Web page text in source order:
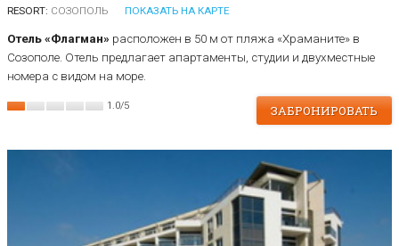
RESORT: СОЗОПОЛЬ ПОКАЗАТЬ НА КАРТЕ
Отель «Флагман» расположен в 50 м от пляжа «Храманите» в
Созополе. Отель предлагает aпартаменты, студии и двухместные
номера с видом на море.
ЗАБРОНИРОВАТЬ
1.0/5